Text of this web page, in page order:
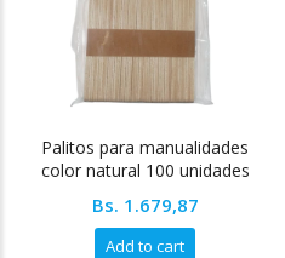
Palitos para manualidades
color natural 100 unidades
Bs. 1.679,87
Add to cart